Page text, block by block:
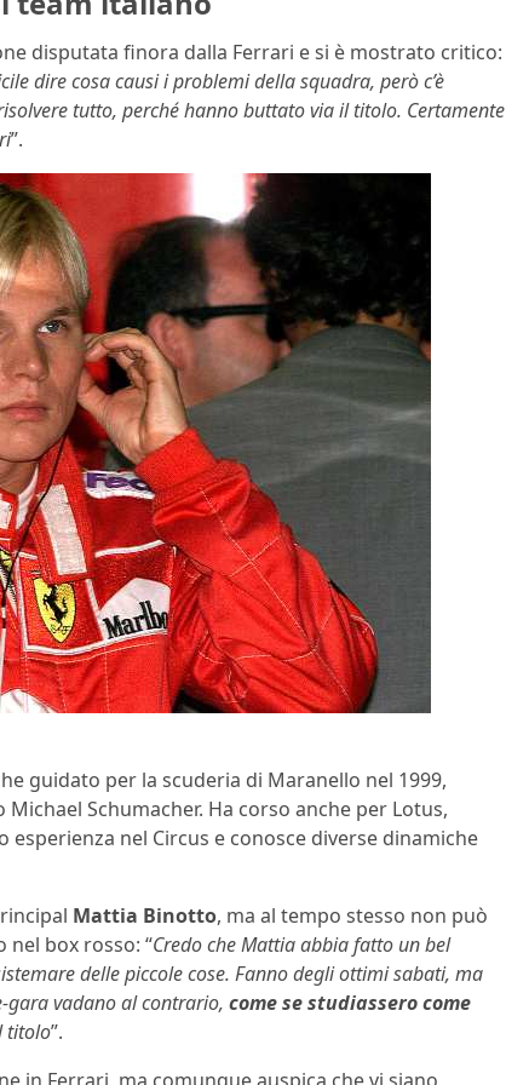
disputata finora dalla Ferrari e si è mostrato critico:
dire cosa causi i problemi della squadra, però c’è
tutto, perché hanno buttato via il titolo. Certamente
”.
guidato per la scuderia di Maranello nel 1999,
Schumacher. Ha corso anche per Lotus,
esperienza nel Circus e conosce diverse dinamiche
Mattia Binotto, ma al tempo stesso non può
box rosso: “Credo che Mattia abbia fatto un bel
delle piccole cose. Fanno degli ottimi sabati, ma
gara vadano al contrario, come se studiassero come
titolo”.